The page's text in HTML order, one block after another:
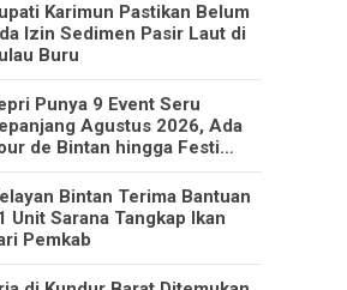
Karimun Pastikan Belum
Izin Sedimen Pasir Laut di
Buru
Punya 9 Event Seru
Agustus 2026, Ada
de Bintan hingga Festi…
Bintan Terima Bantuan
Unit Sarana Tangkap Ikan
Pemkab